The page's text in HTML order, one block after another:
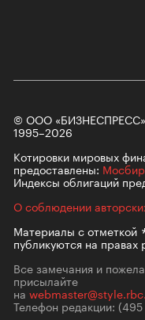
© ООО
1995–2026
Котировки мировых
предоставлены:
Индексы облигаций
О соблюдении
Материалы сотметкой
публикуются на правах
Все замечания и
присылайте
на
Телефон редакции: (495